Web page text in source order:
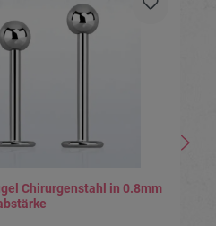
in 0.8mm